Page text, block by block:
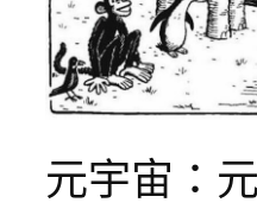
元宇宙：